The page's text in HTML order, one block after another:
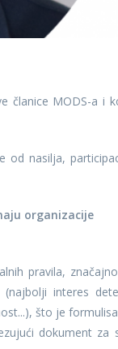
članice MODS-a i
od nasilja,
organizacije
pravila,
interes
što je
dokument za